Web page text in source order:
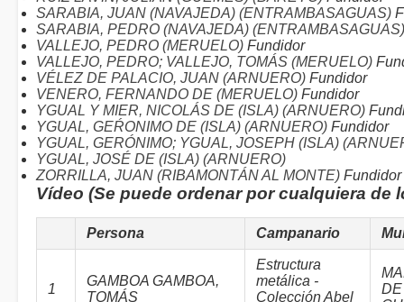
SARABIA, JUAN (NAVAJEDA) (ENTRAMBASAGUAS)
SARABIA, PEDRO (NAVAJEDA) (ENTRAMBASAGUAS)
VALLEJO, PEDRO (MERUELO) Fundidor
VALLEJO, PEDRO; VALLEJO, TOMÁS (MERUELO)
VÉLEZ DE PALACIO, JUAN (ARNUERO) Fundidor
VENERO, FERNANDO DE (MERUELO) Fundidor
YGUAL Y MIER, NICOLÁS DE (ISLA) (ARNUERO)
YGUAL, GEŔONIMO DE (ISLA) (ARNUERO) Fundidor
YGUAL, GERÓNIMO; YGUAL, JOSEPH (ISLA)
YGUAL, JOSÉ DE (ISLA) (ARNUERO)
ZORRILLA, JUAN (RIBAMONTÁN AL MONTE) Fundidor
Vídeo (Se puede ordenar por cualquiera de
Persona Campanario
1
GAMBOA GAMBOA,
TOMÁS
Estructura
metálica -
Colección Abel
DE